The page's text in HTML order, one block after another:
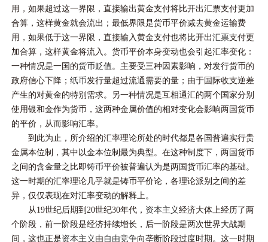
用，如果超过这一界限，直接输出黄金支付将比开出汇票支付更加
合算，这样黄金就会流出；最低界限是货币平价减去黄金运输费
用，如果低于这一界限，直接输入黄金支付也将比开出汇票支付更
加合算，这样黄金将流入。货币平价本身变动也会引起汇率变化：
一种情况是一国的货币贬值。主要受三种因素影响，对发行货币的
政府信心下降；纸币发行量超过流通需要的量；由于国际收支逆差
产生的对黄金的特别需求。另一种情况是互相通汇的两个国家分别
使用银和金作为货币，这两种金属价值的相对变化会影响两国货币
的平价，从而影响汇率。
到此为止，所介绍的汇率理论所处的时代都是各国普遍实行贵
金属本位制，其中以金本位制最为典型。在这种制度下，两国货币
之间的含金量之比即铸币平价被普遍认为是两国货币汇率的基础。
这一时期的汇率理论几乎就是铸币平价论，各理论派别之间的差
异，仅仅表现在对汇率变动的解释上。
从19世纪后期到20世纪30年代， 资本主义经济大体上经历了两
个阶段，前一阶段是经济持续增长，后一阶段是两次世界大战期
间，这也正是资本主义 由 自由竞争向垄断阶段过度时期。这一时期